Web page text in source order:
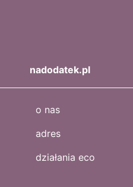
nadodatek.pl
o nas
adres
działania eco